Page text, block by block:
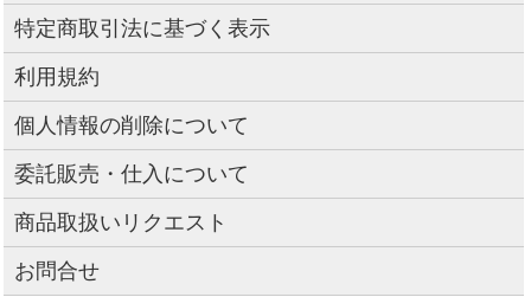
特定商取引法に基づく表示
利用規約
個人情報の削除について
委託販売・仕入について
商品取扱いリクエスト
お問合せ